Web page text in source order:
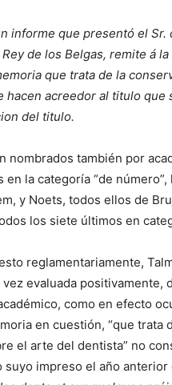
informe que presentó el Sr.
de los Belgas, remite á
que trata de la
acreedor al titulo que
del titulo.
nombrados también por
en la categoría “de
y Noets, todos ellos de
los siete últimos en
reglamentariamente,
evaluada positivamente,
como en efecto
en cuestión, “que trata
el arte del dentista” no
suyo impreso el año